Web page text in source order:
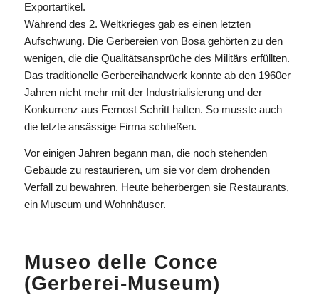
Exportartikel.
Während des 2. Weltkrieges gab es einen letzten
Aufschwung. Die Gerbereien von Bosa gehörten zu den
wenigen, die die Qualitätsansprüche des Militärs erfüllten.
Das traditionelle Gerbereihandwerk konnte ab den 1960er
Jahren nicht mehr mit der Industrialisierung und der
Konkurrenz aus Fernost Schritt halten. So musste auch
die letzte ansässige Firma schließen.
Vor einigen Jahren begann man, die noch stehenden
Gebäude zu restaurieren, um sie vor dem drohenden
Verfall zu bewahren. Heute beherbergen sie Restaurants,
ein Museum und Wohnhäuser.
Museo delle Conce
(Gerberei-Museum)